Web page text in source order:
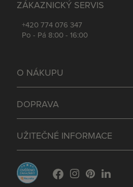
ZÁKAZNICKÝ SERVIS
+420 774 076 347
Po - Pá 8:00 - 16:00
O NÁKUPU
DOPRAVA
UŽITEČNÉ INFORMACE